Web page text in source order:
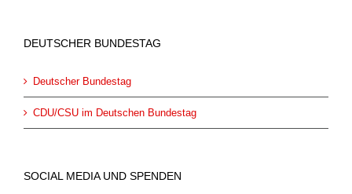
DEUTSCHER BUNDESTAG
Deutscher Bundestag
CDU/CSU im Deutschen Bundestag
SOCIAL MEDIA UND SPENDEN